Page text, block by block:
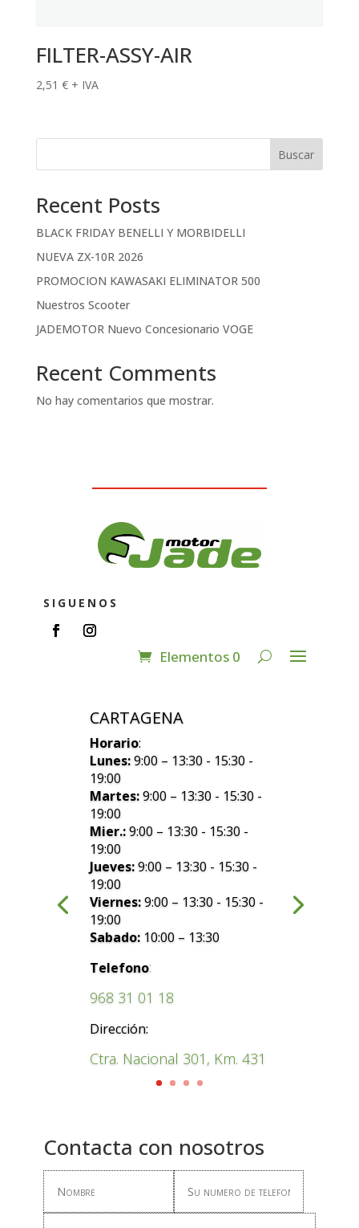
FILTER-ASSY-AIR
2,51 € + IVA
Buscar
Recent Posts
BLACK FRIDAY BENELLI Y MORBIDELLI
NUEVA ZX-10R 2026
PROMOCION KAWASAKI ELIMINATOR 500
Nuestros Scooter
JADEMOTOR Nuevo Concesionario VOGE
Recent Comments
No hay comentarios que mostrar.
SIGUENOS
Elementos 0
CARTAGENA
Horario:
Lunes:9:00 – 13:30 - 15:30 -
19:00
Martes:9:00 – 13:30 - 15:30 -
19:00
Mier.:9:00 – 13:30 - 15:30 -
19:00
Jueves:9:00 – 13:30 - 15:30 -
19:00
Viernes:9:00 – 13:30 - 15:30 -
19:00
Sabado: 10:00 – 13:30
Telefono:
968 31 01 18
Dirección:
Ctra. Nacional 301, Km. 431
Contacta con nosotros